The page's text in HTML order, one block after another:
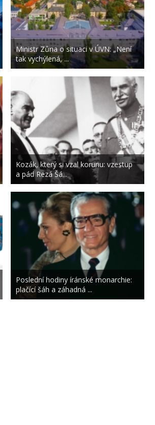
Ministr Zůna o situaci v ÚVN: „Není
tak vychýlená, ...
Kozák, který si vzal korunu: vzestup
a pád Rezá Šá...
Poslední hodiny íránské monarchie:
plačící šáh a záhadná ...